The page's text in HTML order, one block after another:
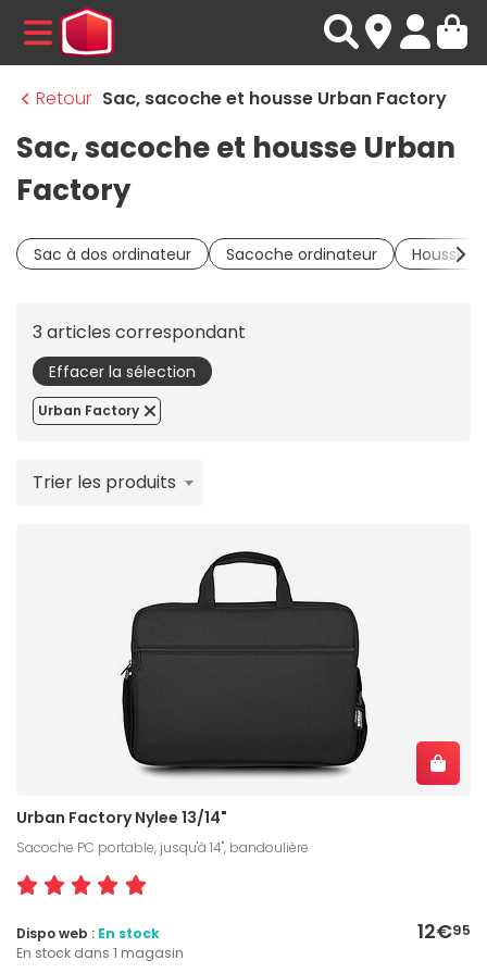
MENU
Retour Sac, sacoche et housse Urban Factory
Sac, sacoche et housse Urban
Factory
Sac à dos ordinateur Sacoche ordinateur Housse
3 articles correspondant
Effacer la sélection
Urban Factory
Trier les produits
Urban Factory Nylee 13/14"
Sacoche PC portable, jusqu'à 14", bandoulière
12€95
Dispo web : En stock
En stock dans 1 magasin